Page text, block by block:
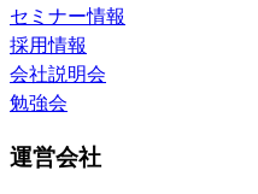
セミナー情報
採用情報
会社説明会
勉強会
運営会社